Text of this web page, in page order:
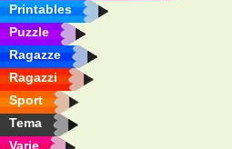
Printables
Puzzle
Ragazze
Ragazzi
Sport
Tema
Varie